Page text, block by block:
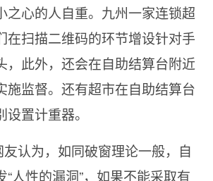
之心的人自重。九州一家连锁超
在扫描二维码的环节增设针对手
，此外，还会在自助结算台附近
施监督。还有超市在自助结算台
置计重器。
认为，如同破窗理论一般，自
“人性的漏洞”，如果不能采取有